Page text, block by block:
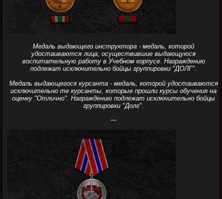
Медаль выдающего инструктора - медаль, которой
удостаиваются лица, осуществившие выдающуюся
воспитательную работу в Учебном корпусе. Награждению
подлежат исключительно бойцы группировки "ДОЛГ".
Медаль выдающегося курсанта - медаль, которой удостаиваются
исключительно те курсанты, которые прошли курсы обучения на
оценку "Отлично". Награждению подлежат исключительно бойцы
группировки "Долг".
---